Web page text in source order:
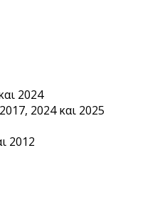
2024
2024 και 2025
2012